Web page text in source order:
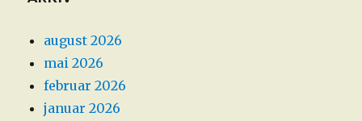
august 2026
mai 2026
februar 2026
januar 2026